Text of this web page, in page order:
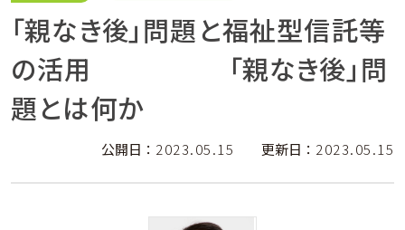
「親なき後」問題と福祉型信託等
の活用 「親なき後」問
題とは何か
公開日： 2023.05.15 更新日： 2023.05.15